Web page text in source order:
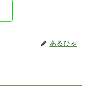
あるひゃ